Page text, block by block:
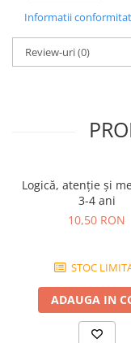
Informatii
Review-uri(0)
Logică, atenție și
3-4 ani
10,50 RON
STOC
ADAUGA IN